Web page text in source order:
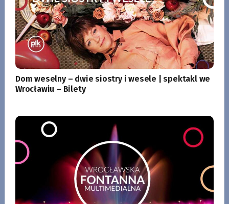
Dom weselny – dwie siostry i wesele | spektakl we
Wrocławiu – Bilety